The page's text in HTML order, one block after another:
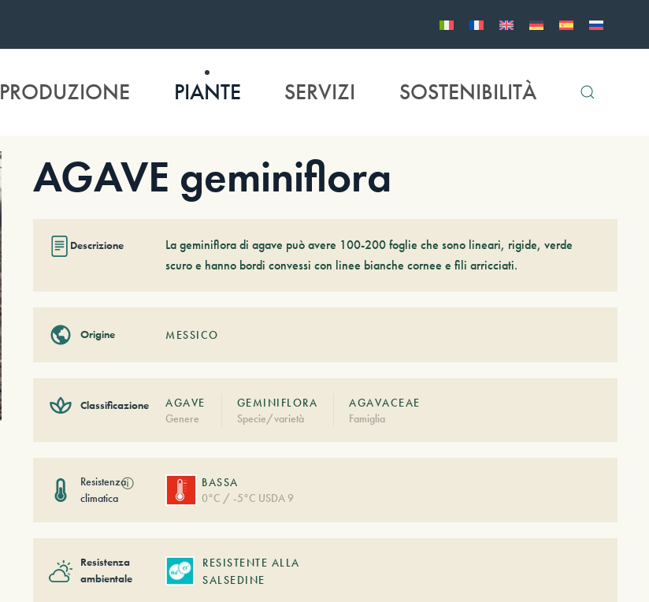
PRODUZIONE PIANTE SERVIZI SOSTENIBILITÀ
AGAVE geminiflora
Descrizione
La geminiflora di agave può avere 100-200 foglie che sono lineari, rigide, verde
scuro e hanno bordi convessi con linee bianche cornee e fili arricciati.
Origine MESSICO
Classificazione
AGAVE
Genere
GEMINIFLORA
Specie/varietà
AGAVACEAE
Famiglia
Resistenza
climatica
ⓘ
BASSA
0°C / -5°C USDA 9
Resistenza
ambientale
RESISTENTE ALLA
SALSEDINE